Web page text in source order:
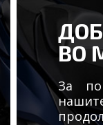
ВО
За